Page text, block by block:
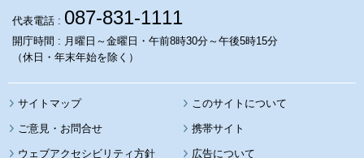
代表電話 : 087-831-1111
開庁時間 : 月曜日～金曜日・午前8時30分～午後5時15分
（休日・年末年始を除く）
サイトマップ このサイトについて
携帯サイト
ウェブアクセシビリティ方針 広告について